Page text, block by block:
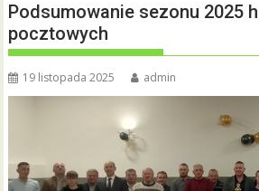
Podsumowanie sezonu 2025
pocztowych
19 listopada 2025 admin